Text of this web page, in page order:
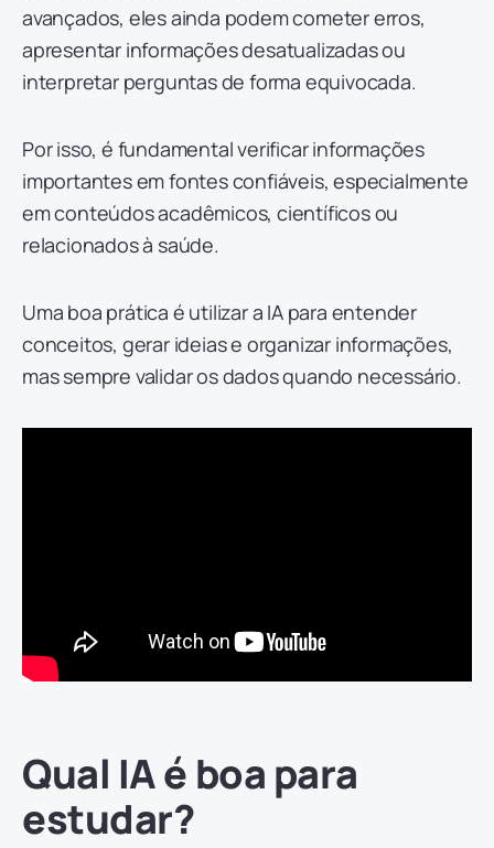
avançados, eles ainda podem cometer erros,
apresentar informações desatualizadas ou
interpretar perguntas de forma equivocada.
Por isso, é fundamental verificar informações
importantes em fontes confiáveis, especialmente
em conteúdos acadêmicos, científicos ou
relacionados à saúde.
Uma boa prática é utilizar a IA para entender
conceitos, gerar ideias e organizar informações,
mas sempre validar os dados quando necessário.
Qual IA é boa para
estudar?